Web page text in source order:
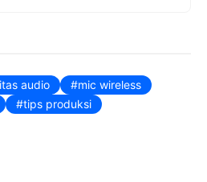
audio
mic wireless
tips produksi